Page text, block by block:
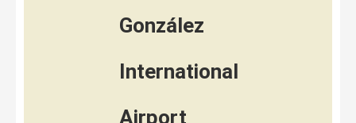
González
International
Airport